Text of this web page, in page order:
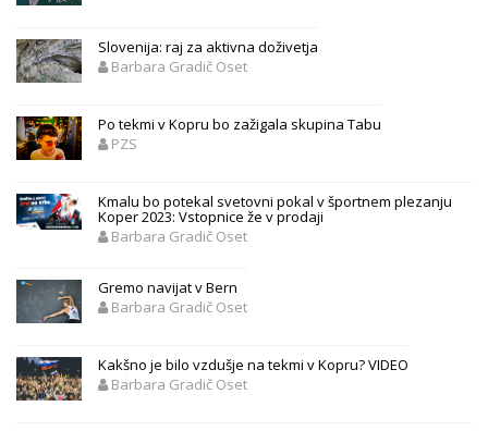
Slovenija: raj za aktivna doživetja
Barbara Gradič Oset
Po tekmi v Kopru bo zažigala skupina Tabu
PZS
Kmalu bo potekal svetovni pokal v športnem plezanju
Koper 2023: Vstopnice že v prodaji
Barbara Gradič Oset
Gremo navijat v Bern
Barbara Gradič Oset
Kakšno je bilo vzdušje na tekmi v Kopru? VIDEO
Barbara Gradič Oset